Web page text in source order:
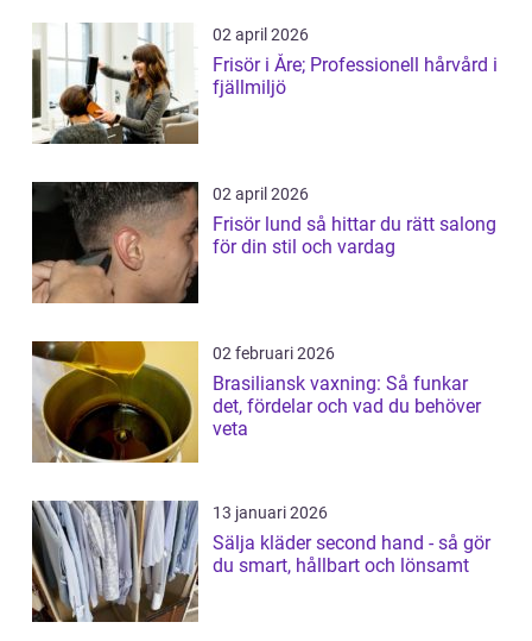
02 april 2026
Frisör i Åre; Professionell hårvård i
fjällmiljö
02 april 2026
Frisör lund så hittar du rätt salong
för din stil och vardag
02 februari 2026
Brasiliansk vaxning: Så funkar
det, fördelar och vad du behöver
veta
13 januari 2026
Sälja kläder second hand - så gör
du smart, hållbart och lönsamt